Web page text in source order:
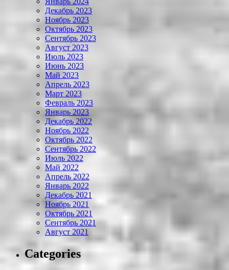
Декабрь 2023
Ноябрь 2023
Октябрь 2023
Сентябрь 2023
Август 2023
Июль 2023
Июнь 2023
Май 2023
Апрель 2023
Март 2023
Февраль 2023
Январь 2023
Декабрь 2022
Ноябрь 2022
Октябрь 2022
Сентябрь 2022
Июль 2022
Май 2022
Апрель 2022
Январь 2022
Декабрь 2021
Ноябрь 2021
Октябрь 2021
Сентябрь 2021
Август 2021
Categories